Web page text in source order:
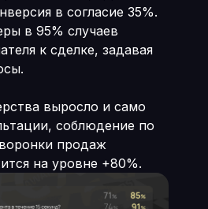
в согласие 35%.
в 95% случаев
к сделке, задавая
выросло и само
соблюдение по
продаж
на уровне +80%.